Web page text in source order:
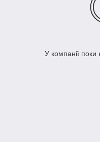
У компанії поки